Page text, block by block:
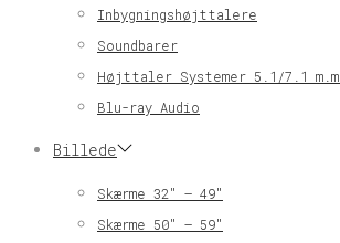
Inbygningshøjttalere
Soundbarer
Højttaler Systemer 5.1/7.1 m.m.
Blu-ray Audio
Billede
Skærme 32″ – 49″
Skærme 50″ – 59″